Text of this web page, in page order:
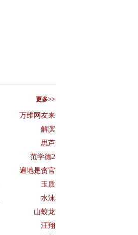
更多>>
万维网友来
解滨
思芦
范学德2
遍地是贪官
玉质
水沫
山蛟龙
汪翔